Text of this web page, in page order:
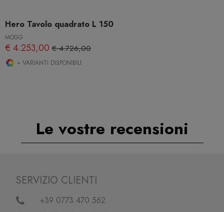
Hero Tavolo quadrato L 150
MOGG
€ 4.253,00 € 4.726,00
+ VARIANTI DISPONIBILI
Le vostre recensioni
SERVIZIO CLIENTI
+39 0773.470.562